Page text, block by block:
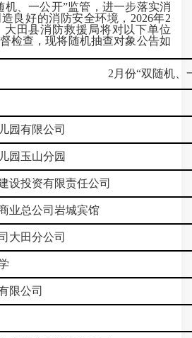
、一公开”监管，进一步落实消
良好的消防安全环境，2026年2
大田县消防救援局将对以下单位
检查，现将随机抽查对象公告如
2月份“双随机、
园有限公司
园玉山分园
设投资有限责任公司
业总公司岩城宾馆
大田分公司
限公司